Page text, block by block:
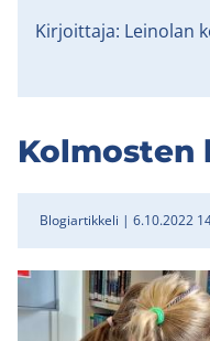
Kirjoittaja: Leinolan
Blogiartikkeli 6.10.2022